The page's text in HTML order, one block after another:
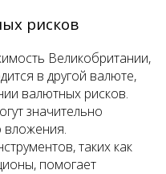
рисков
Великобритании,
в другой валюте,
валютных рисков.
значительно
вложения.
таких как
помогает